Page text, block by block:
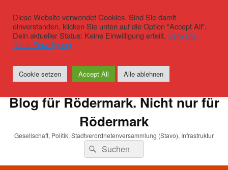
Blog für Rödermark. Nicht nur für
Rödermark
Gesellschaft, Politik, Stadtverordnetenversammlung (Stavo), Infrastruktur
Suchen
nach:
Suchen
Diese Website verwendet Cookies. Sind Sie damit
einverstanden, klicken Sie unten auf die Option "Accept All".
Dein aktueller Status: Keine Einwilligung erteilt. Verwalte
deine Einwilligung
Cookie setzen Accept All Alle ablehnen